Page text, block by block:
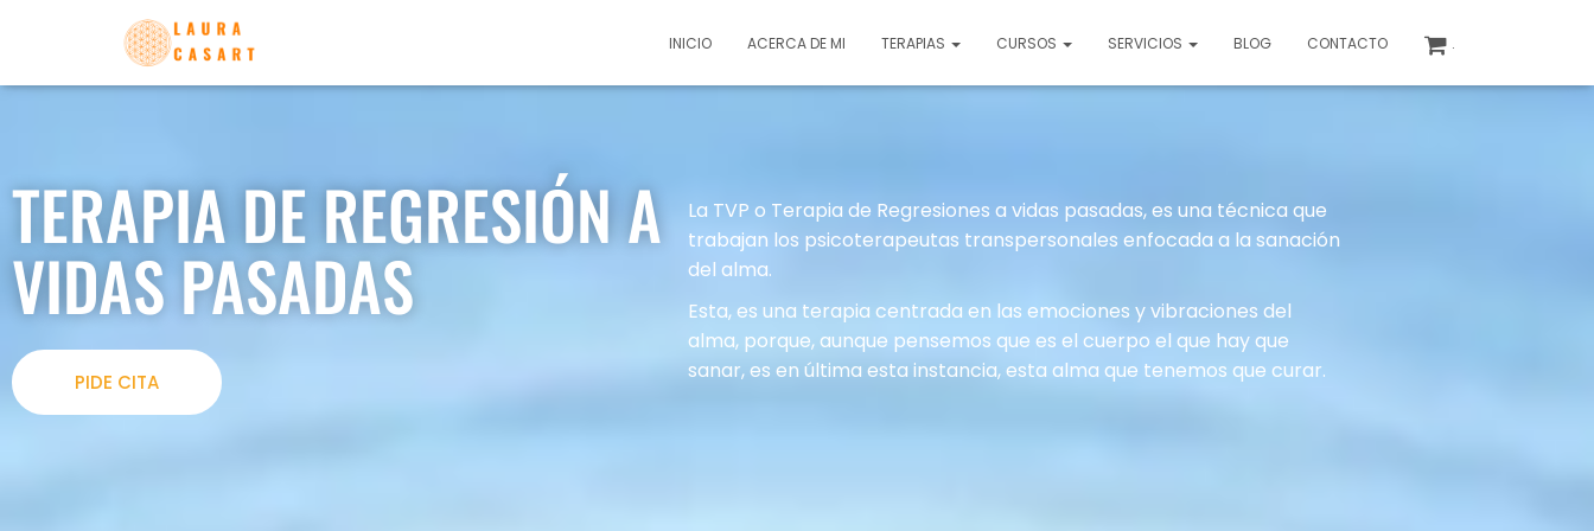
INICIO ACERCA DE MI TERAPIAS CURSOS SERVICIOS BLOG CONTACTO .
TERAPIA DE REGRESIÓN A
VIDAS PASADAS
PIDE CITA
La TVP o Terapia de Regresiones a vidas pasadas, es una técnica que
trabajan los psicoterapeutas transpersonales enfocada a la sanación
del alma.
Esta, es una terapia centrada en las emociones y vibraciones del
alma, porque, aunque pensemos que es el cuerpo el que hay que
sanar, es en última esta instancia, esta alma que tenemos que curar.